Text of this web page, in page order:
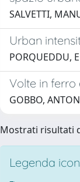
SALVETTI,
Urban
PORQUEDDU,
Volte in ferro
GOBBO,
Mostrati risultati
Legenda